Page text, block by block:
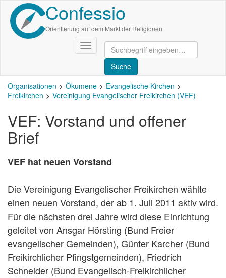
Direkt
zum
Inhalt
Confessio
Orientierung auf dem Markt der Religionen
Navigation
aktivieren/deaktivieren
Organisationen Ökumene
Evangelische Kirchen
Freikirchen
Vereinigung Evangelischer Freikirchen (VEF)
VEF: Vorstand und offener
Brief
VEF hat neuen Vorstand
Die Vereinigung Evangelischer Freikirchen wählte
einen neuen Vorstand, der ab 1. Juli 2011 aktiv wird.
Für die nächsten drei Jahre wird diese Einrichtung
geleitet von Ansgar Hörsting (Bund Freier
evangelischer Gemeinden), Günter Karcher (Bund
Freikirchlicher Pfingstgemeinden), Friedrich
Schneider (Bund Evangelisch-Freikirchlicher